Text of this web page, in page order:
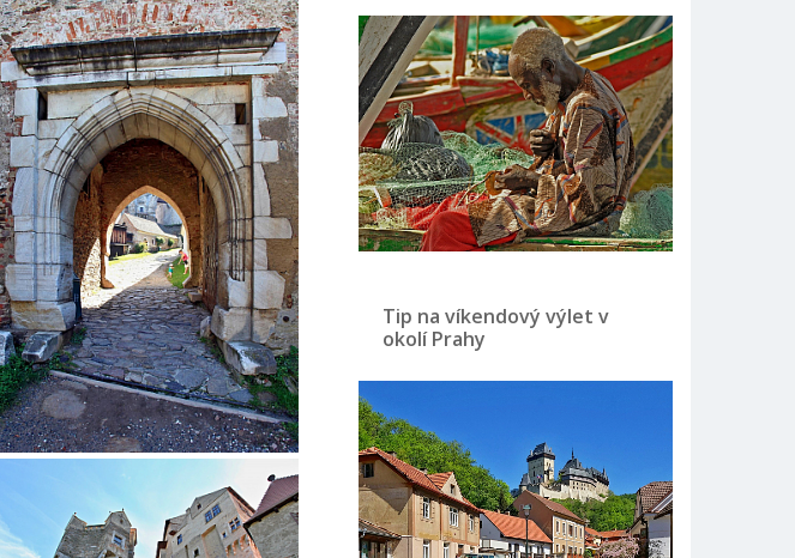
Tip na víkendový výlet v
okolí Prahy